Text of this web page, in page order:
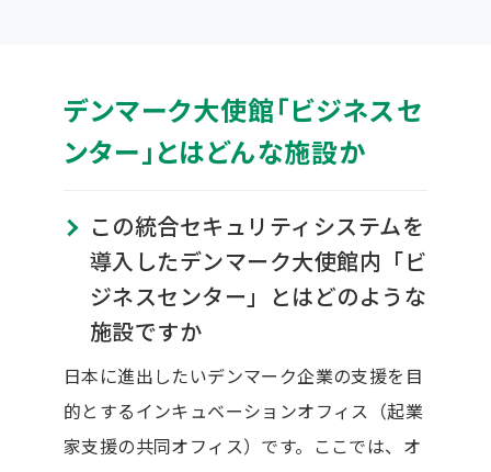
デンマーク大使館「ビジネスセ
ンター」とはどんな施設か
この統合セキュリティシステムを
導入したデンマーク大使館内「ビ
ジネスセンター」とはどのような
施設ですか
日本に進出したいデンマーク企業の支援を目
的とするインキュベーションオフィス（起業
家支援の共同オフィス）です。ここでは、オ